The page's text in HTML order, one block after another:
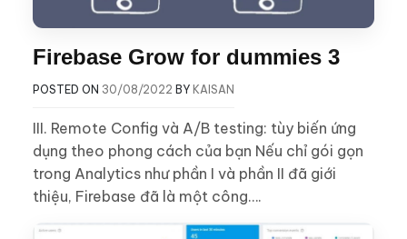
Firebase Grow for dummies 3
POSTED ON 30/08/2022 BY KAISAN
III. Remote Config và A/B testing: tùy biến ứng
dụng theo phong cách của bạn Nếu chỉ gói gọn
trong Analytics như phần I và phần II đã giới
thiệu, Firebase đã là một công….